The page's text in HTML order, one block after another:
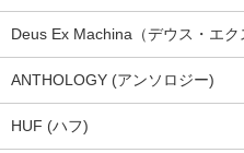
Deus Ex Machina（デウス・エク
ANTHOLOGY (アンソロジー)
HUF (ハフ)